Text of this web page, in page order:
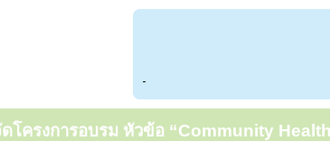
โครงการอบรม หัวข้อ “Community